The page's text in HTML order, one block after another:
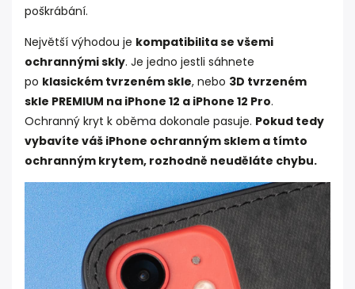
poškrábání.
Největší výhodou je kompatibilita se všemi
ochrannými skly. Je jedno jestli sáhnete
po klasickém tvrzeném skle, nebo 3D tvrzeném
skle PREMIUM na iPhone 12 a iPhone 12 Pro.
Ochranný kryt k oběma dokonale pasuje. Pokud tedy
vybavíte váš iPhone ochranným sklem a tímto
ochranným krytem, rozhodně neuděláte chybu.